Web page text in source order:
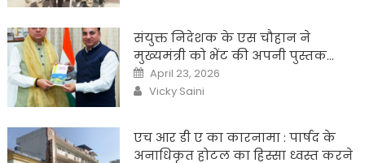
संयुक्त निदेशक के एस चौहान ने
मुख्यमंत्री को भेंट की अपनी पुस्तक…
Posted
on
April 23, 2026
Author
Vicky Saini
एच आर डी ए का कारनामा : पार्षद के
अनाधिकृत होटल का हिस्सा ध्वस्त करने